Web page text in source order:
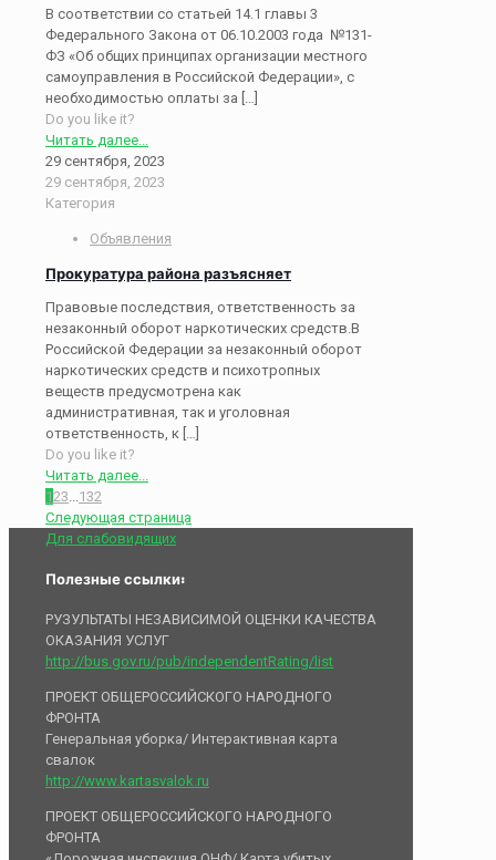
В соответствии со статьей 14.1 главы 3
Федерального Закона от 06.10.2003 года №131-
ФЗ «Об общих принципах организации местного
самоуправления в Российской Федерации», с
необходимостью оплаты за […]
Do you like it?
Читать далее...
29 сентября, 2023
29 сентября, 2023
Категория
Объявления
Прокуратура района разъясняет
Правовые последствия, ответственность за
незаконный оборот наркотических средств.В
Российской Федерации за незаконный оборот
наркотических средств и психотропных
веществ предусмотрена как
административная, так и уголовная
ответственность, к […]
Do you like it?
Читать далее...
123...132
Следующая страница
Для слабовидящих
Полезные ссылки:
РУЗУЛЬТАТЫ НЕЗАВИСИМОЙ ОЦЕНКИ КАЧЕСТВА
ОКАЗАНИЯ УСЛУГ
http://bus.gov.ru/pub/independentRating/list
ПРОЕКТ ОБЩЕРОССИЙСКОГО НАРОДНОГО
ФРОНТА
Генеральная уборка/ Интерактивная карта
свалок
http://www.kartasvalok.ru
ПРОЕКТ ОБЩЕРОССИЙСКОГО НАРОДНОГО
ФРОНТА